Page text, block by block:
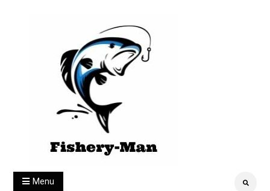
fishery-man
Menu Search